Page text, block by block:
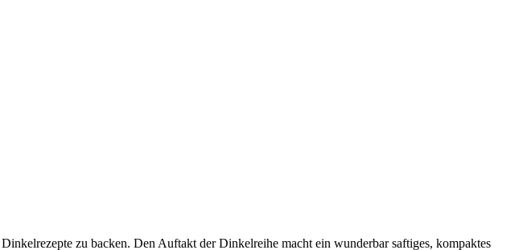
zu backen. Den Auftakt der Dinkelreihe macht ein wunderbar saftiges, kompaktes